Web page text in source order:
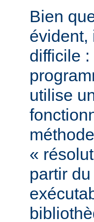
Bien
évident,
difficile
utilise
«
partir